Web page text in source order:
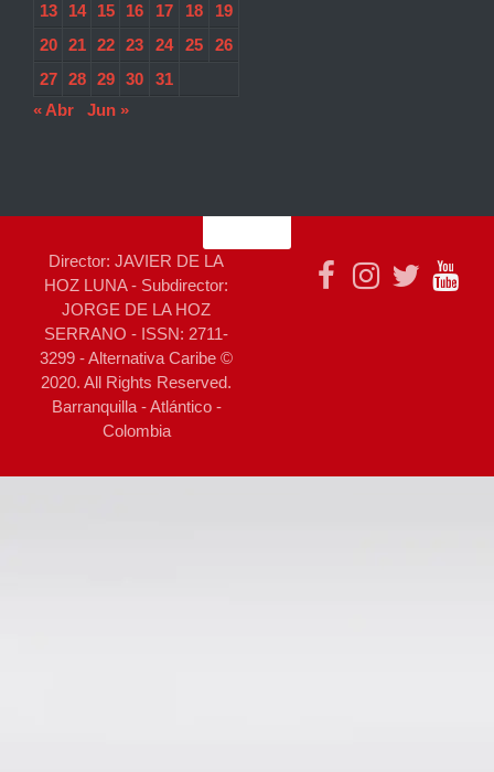
13
14 15 16 17 18
19
20
21 22 23 24 25
26
27
28 29 30
31
« Abr
Jun »
Director: JAVIER DE LA
HOZ LUNA - Subdirector:
JORGE DE LA HOZ
SERRANO - ISSN: 2711-
3299 - Alternativa Caribe ©
2020. All Rights Reserved.
Barranquilla - Atlántico -
Colombia